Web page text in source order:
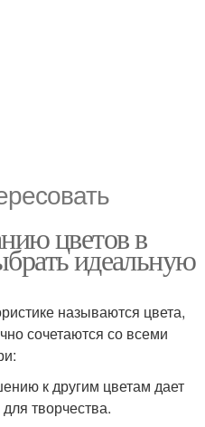
цветов в
идеальную
называются цвета,
сочетаются со всеми
к другим цветам дает
творчества.